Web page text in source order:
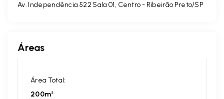
Av. Independência 522 Sala 01, Centro - Ribeirão Preto/SP
Áreas
Área Total:
200m²